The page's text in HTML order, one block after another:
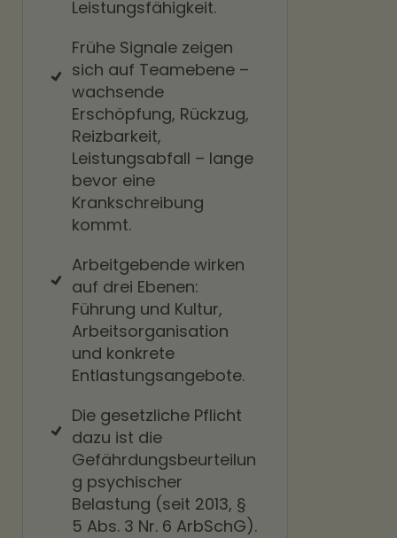
Leistungsfähigkeit.
Frühe Signale zeigen
sich auf Teamebene –
wachsende
Erschöpfung, Rückzug,
Reizbarkeit,
Leistungsabfall – lange
bevor eine
Krankschreibung
kommt.
Arbeitgebende wirken
auf drei Ebenen:
Führung und Kultur,
Arbeitsorganisation
und konkrete
Entlastungsangebote.
Die gesetzliche Pflicht
dazu ist die
Gefährdungsbeurteilun
g psychischer
Belastung (seit 2013, §
5 Abs. 3 Nr. 6 ArbSchG).